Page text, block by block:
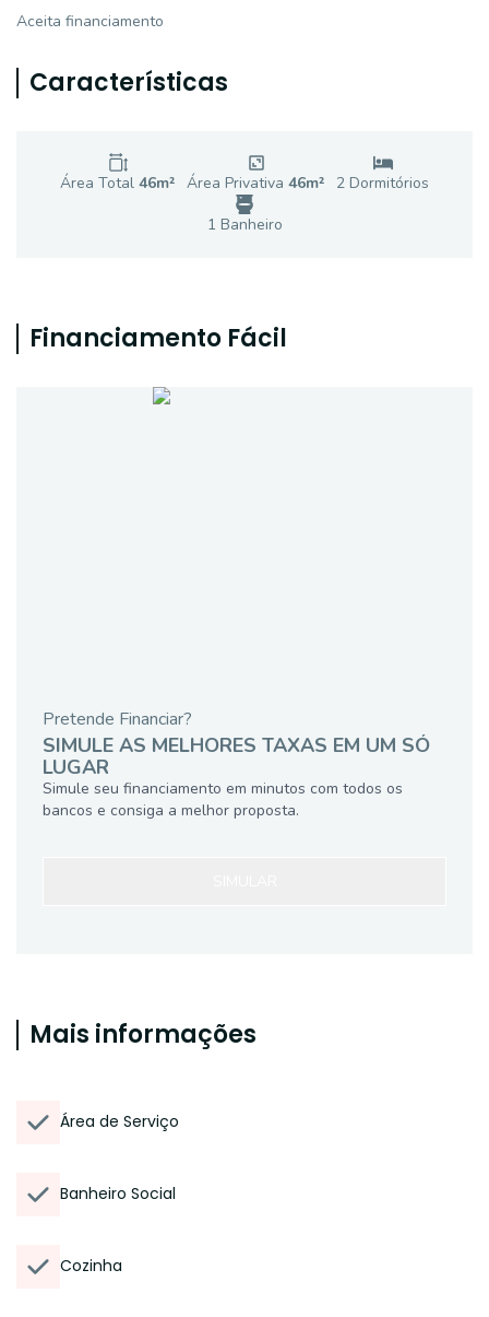
Aceita financiamento
Características
Área Total 46m² Área Privativa 46m² 2 Dormitórios
1 Banheiro
Financiamento Fácil
Pretende Financiar?
SIMULE AS MELHORES TAXAS EM UM SÓ
LUGAR
Simule seu financiamento em minutos com todos os
bancos e consiga a melhor proposta.
Mais informações
Área de Serviço
Banheiro Social
Cozinha